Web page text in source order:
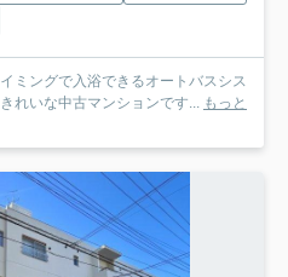
ミングで入浴できるオートバスシス
れいな中古マンションです... もっと